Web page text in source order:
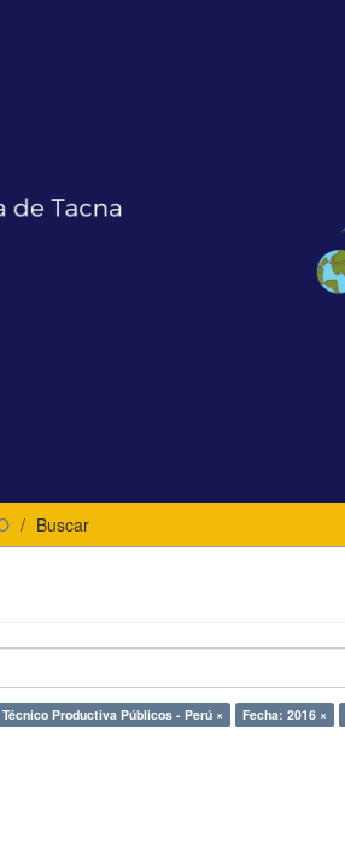
Buscar
Productiva Públicos - Perú × Fecha: 2016 ×